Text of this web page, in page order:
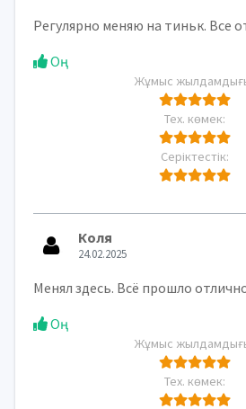
Регулярно меняю на тиньк. Все
Оң
Жұмыс
Тех. көмек:
Серіктестік:
Коля
24.02.2025
Менял здесь. Всё прошло
Оң
Жұмыс
Тех. көмек: